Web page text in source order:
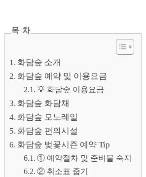
목 차
화담숲 소개
화담숲 예약 및 이용요금
💡 화담숲 이용요금
화담숲 화담채
화담숲 모노레일
화담숲 편의시설
화담숲 벚꽃시즌 예약 Tip
① 예약절차 및 준비물 숙지
② 취소표 줍기